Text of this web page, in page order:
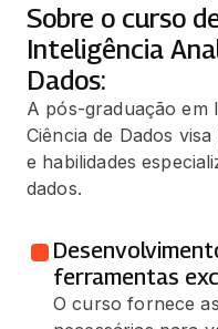
Sobre o curso
Inteligência
Dados:
A pós-graduação em
Ciência de Dados
e habilidades
dados.
ferramentas
O curso fornece